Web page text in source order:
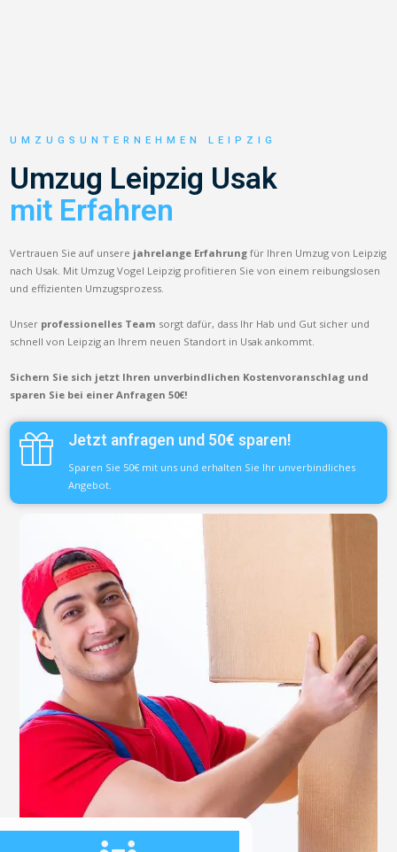
UMZUGSUNTERNEHMEN LEIPZIG
Umzug Leipzig Usak
mit Erfahren
Vertrauen Sie auf unsere jahrelange Erfahrung für Ihren Umzug von Leipzig
nach Usak. Mit Umzug Vogel Leipzig profitieren Sie von einem reibungslosen
und effizienten Umzugsprozess.
Unser professionelles Team sorgt dafür, dass Ihr Hab und Gut sicher und
schnell von Leipzig an Ihrem neuen Standort in Usak ankommt.
Sichern Sie sich jetzt Ihren unverbindlichen Kostenvoranschlag und
sparen Sie bei einer Anfragen 50€!
Jetzt anfragen und 50€ sparen!
Sparen Sie 50€ mit uns und erhalten Sie Ihr unverbindliches
Angebot.